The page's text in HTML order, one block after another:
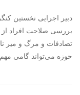
دبیر اجرایی نخستین
بررسی صلاحت افراد از
تصادفات و مرگ و میر
حوزه می‌تواند گامی